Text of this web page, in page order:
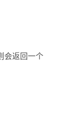
会返回一个